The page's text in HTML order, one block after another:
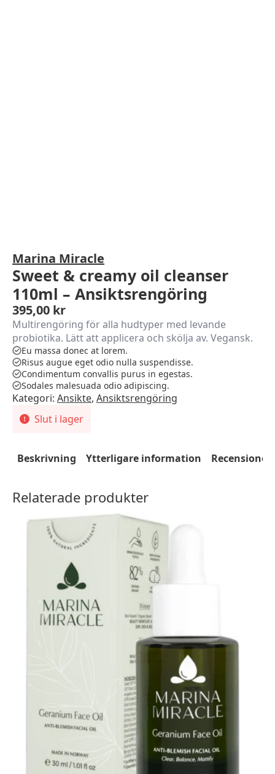
Marina Miracle
Sweet & creamy oil cleanser
110ml – Ansiktsrengöring
395,00 kr
Multirengöring för alla hudtyper med levande
probiotika. Lätt att applicera och skölja av. Vegansk.
Eu massa donec at lorem.
Risus augue eget odio nulla suspendisse.
Condimentum convallis purus in egestas.
Sodales malesuada odio adipiscing.
Kategori: Ansikte, Ansiktsrengöring
Slut i lager
Beskrivning Ytterligare information Recensioner
Relaterade produkter